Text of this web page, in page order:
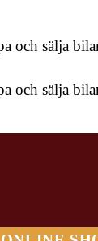
och sälja
och sälja
Så